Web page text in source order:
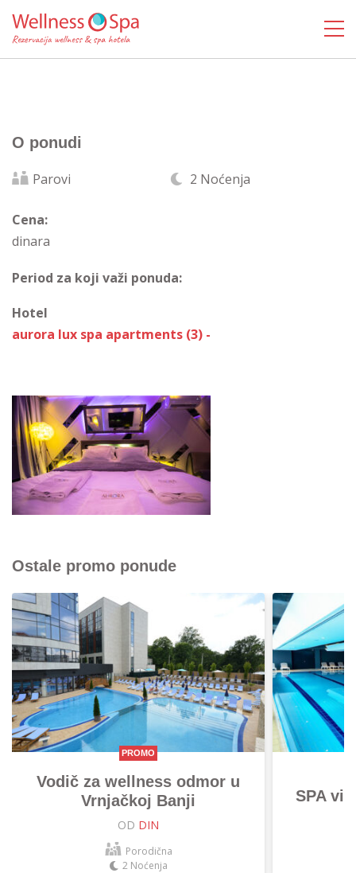
O ponudi
Parovi 2 Noćenja
Cena:
dinara
Period za koji važi ponuda:
Hotel
aurora lux spa apartments (3) -
Ostale promo ponude
PROMO
Vodič za wellness odmor u
Vrnjačkoj Banji
OD DIN
Porodična
2 Noćenja
SPA